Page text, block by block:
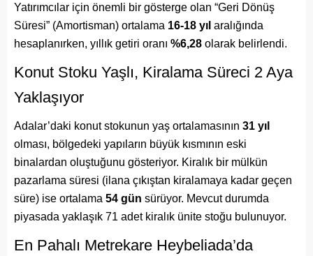
Yatırımcılar için önemli bir gösterge olan “Geri Dönüş
Süresi” (Amortisman) ortalama 16-18 yıl aralığında
hesaplanırken, yıllık getiri oranı %6,28 olarak belirlendi.
Konut Stoku Yaşlı, Kiralama Süreci 2 Aya
Yaklaşıyor
Adalar’daki konut stokunun yaş ortalamasının 31 yıl
olması, bölgedeki yapıların büyük kısmının eski
binalardan oluştuğunu gösteriyor. Kiralık bir mülkün
pazarlama süresi (ilana çıkıştan kiralamaya kadar geçen
süre) ise ortalama 54 gün sürüyor. Mevcut durumda
piyasada yaklaşık 71 adet kiralık ünite stoğu bulunuyor.
En Pahalı Metrekare Heybeliada’da